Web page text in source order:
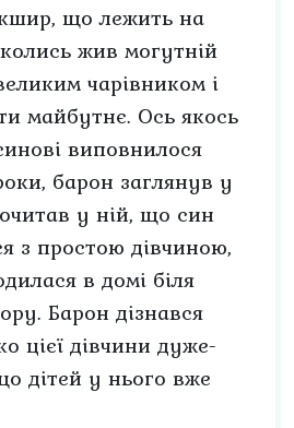
що лежить на
жив могутній
чарівником і
майбутнє. Ось якось
виповнилося
барон заглянув у
у ній, що син
з простою дівчиною,
в домі біля
Барон дізнався
цієї дівчини дуже-
дітей у нього вже